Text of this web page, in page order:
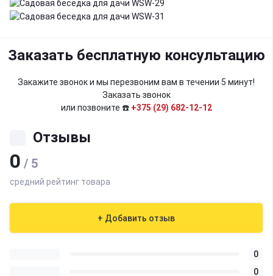
Заказать бесплатную консультацию
Закажите звонок и мы перезвоним вам в течении 5 минут!
Заказать звонок
или позвоните ☎️ +375 (29) 682-12-12
Отзывы
0 / 5
средний рейтинг товара
+ Добавить отзыв
0
0